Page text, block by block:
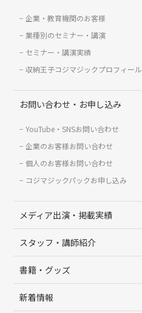
企業・教育機関のお客様
業種別のセミナー・講演
セミナー・講演実績
収納王子コジマジックプロフィール
お問い合わせ・お申し込み
YouTube・SNSお問い合わせ
企業のお客様お問い合わせ
個人のお客様お問い合わせ
コジマジックパックお申し込み
メディア出演・掲載実績
スタッフ・講師紹介
書籍・グッズ
新着情報